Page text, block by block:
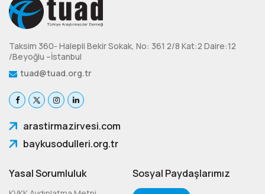
Taksim 360- Halepli Bekir Sokak, No: 361 2/8 Kat:2 Daire:12
/Beyoğlu –İstanbul
tuad@tuad.org.tr
arastirmazirvesi.com
baykusodulleri.org.tr
Yasal Sorumluluk
Sosyal Paydaşlarımız